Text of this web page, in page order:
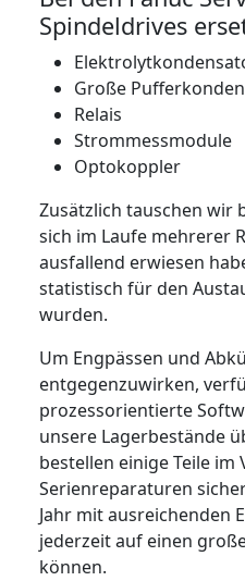
Spindeldrives
Große
Relais
Strommessmodule
Optokoppler
Zusätzlich tauschen wir
sich im Laufe mehrerer
ausfallend erwiesen
statistisch für den
wurden.
Um Engpässen und
entgegenzuwirken,
prozessorientierte
unsere Lagerbestände
bestellen einige Teile im
Serienreparaturen
Jahr mit ausreichenden
jederzeit auf einen
können.